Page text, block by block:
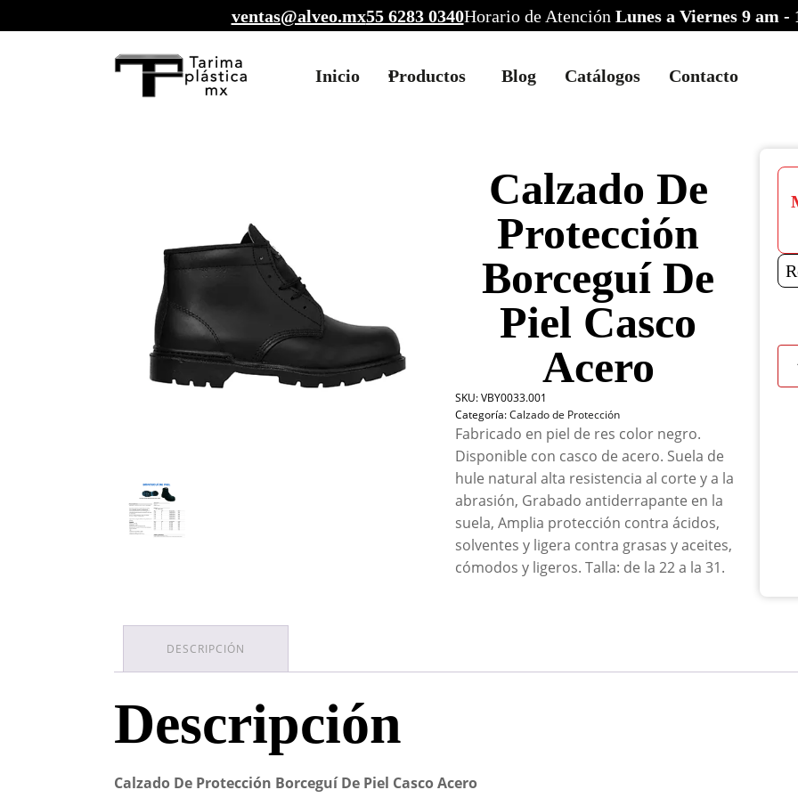
ventas@alveo.mx55 6283 0340Horario de Atención Lunes a Viernes 9 am
Inicio Productos Blog Catálogos Contacto
Calzado De
Protección
Borceguí De
Piel Casco
Acero
SKU:VBY0033.001
Categoría:Calzado de Protección
Fabricado en piel de res color negro.
Disponible con casco de acero. Suela de
hule natural alta resistencia al corte y a la
abrasión, Grabado antiderrapante en la
suela, Amplia protección contra ácidos,
solventes y ligera contra grasas y aceites,
cómodos y ligeros. Talla: de la 22 a la 31.
DESCRIPCIÓN
Descripción
Calzado De Protección Borceguí De Piel Casco Acero